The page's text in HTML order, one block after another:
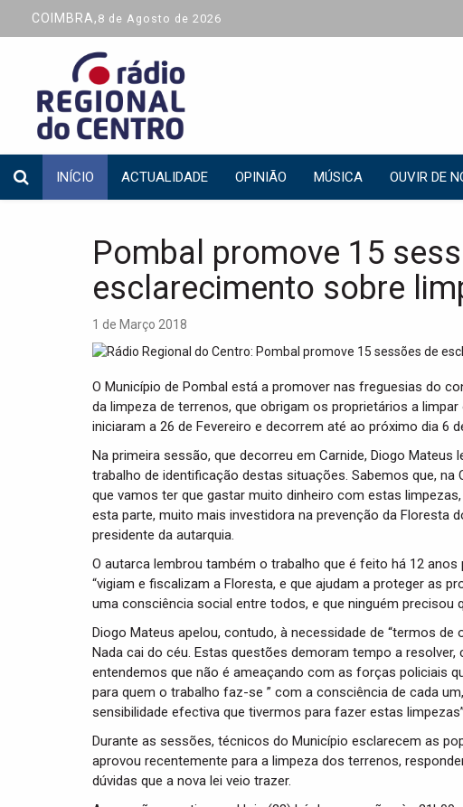
COIMBRA, 8 de Agosto de 2026
INÍCIO ACTUALIDADE OPINIÃO MÚSICA OUVIR DE
Pombal promove 15
esclarecimento sobre
1 de Março 2018
O Município de Pombal está a promover nas freguesias do
da limpeza de terrenos, que obrigam os proprietários a
iniciaram a 26 de Fevereiro e decorrem até ao próximo dia 6
Na primeira sessão, que decorreu em Carnide, Diogo
trabalho de identificação destas situações. Sabemos que,
que vamos ter que gastar muito dinheiro com estas
esta parte, muito mais investidora na prevenção da Floresta
presidente da autarquia.
O autarca lembrou também o trabalho que é feito há 12
“vigiam e fiscalizam a Floresta, e que ajudam a proteger as
uma consciência social entre todos, e que ninguém precisou
Diogo Mateus apelou, contudo, à necessidade de “termos
Nada cai do céu. Estas questões demoram tempo a
entendemos que não é ameaçando com as forças policiais
para quem o trabalho faz-se ” com a consciência de cada
sensibilidade efectiva que tivermos para fazer estas
Durante as sessões, técnicos do Município esclarecem as
aprovou recentemente para a limpeza dos terrenos,
dúvidas que a nova lei veio trazer.